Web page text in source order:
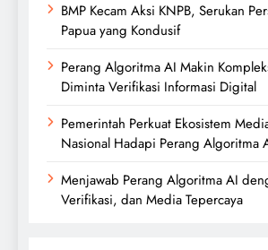
BMP Kecam Aksi KNPB, Serukan
Papua yang Kondusif
Perang Algoritma AI Makin
Diminta Verifikasi Informasi Digital
Pemerintah Perkuat Ekosistem
Nasional Hadapi Perang Algoritma
Menjawab Perang Algoritma AI
Verifikasi, dan Media Tepercaya